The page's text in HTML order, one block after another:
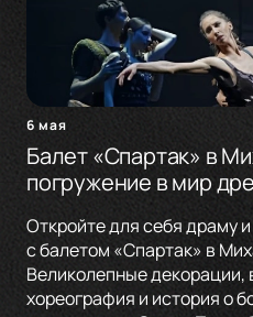
6 мая
Балет «Спартак» в
погружение в мир
Откройте для себя драму
с балетом «Спартак» в
Великолепные
хореография и история о